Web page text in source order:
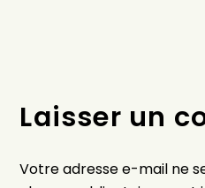
Laisser un
Votre adresse e-mail ne